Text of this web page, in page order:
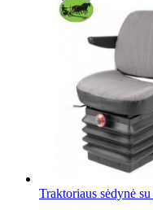
Traktoriaus sėdynė